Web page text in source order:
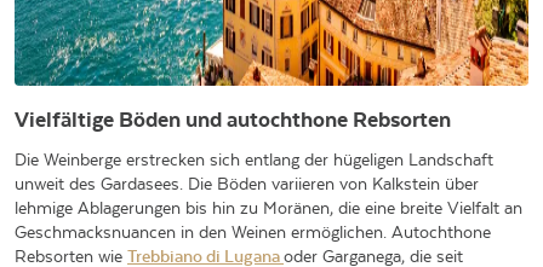
Vielfältige Böden und autochthone Rebsorten
Die Weinberge erstrecken sich entlang der hügeligen Landschaft
unweit des Gardasees. Die Böden variieren von Kalkstein über
lehmige Ablagerungen bis hin zu Moränen, die eine breite Vielfalt an
Geschmacksnuancen in den Weinen ermöglichen. Autochthone
Rebsorten wie Trebbiano di Luganaoder Garganega, die seit